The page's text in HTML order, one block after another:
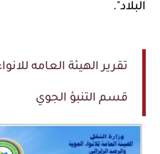
البلاد".
تقرير الهيئة العامه
قسم التنبؤ الجوي